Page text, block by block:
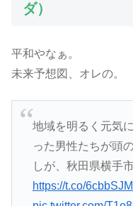
ダ）
平和やなぁ。
未来予想図、オレの。
地域を明るく元気
った男性たちが頭
しが、秋田県横手
https://t.co/